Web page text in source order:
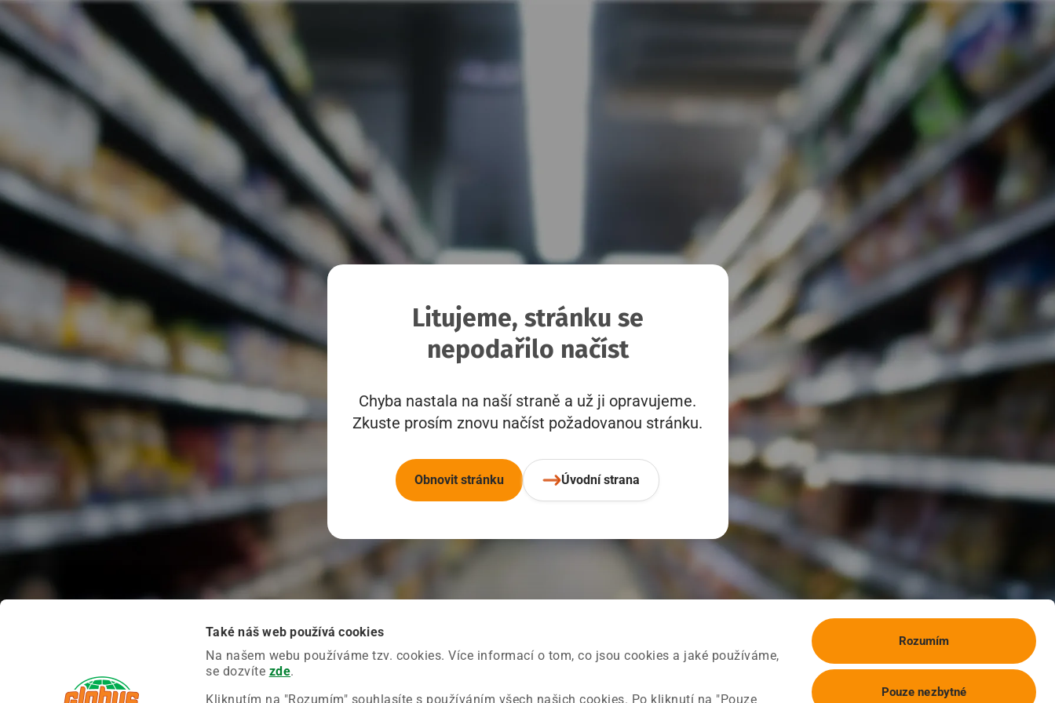
Také náš web používá cookies
Na našem webu používáme tzv. cookies. Více informací o tom, co jsou cookies a jaké používáme,
se dozvíte zde.
Kliknutím na "Rozumím" souhlasíte s používáním všech našich cookies. Po kliknutí na "Pouze
Rozumím
Pouze nezbytné
Litujeme, stránku se
nepodařilo načíst
Chyba nastala na naší straně a už ji opravujeme.
Zkuste prosím znovu načíst požadovanou stránku.
Obnovit stránku Úvodní strana